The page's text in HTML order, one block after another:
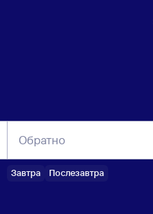
Обратно
Завтра Послезавтра